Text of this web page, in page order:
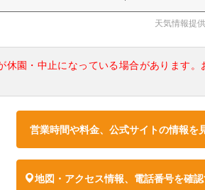
天気情報提
休園・中止になっている場合があります
営業時間や料金、公式サイトの情報を
地図・アクセス情報、電話番号を確